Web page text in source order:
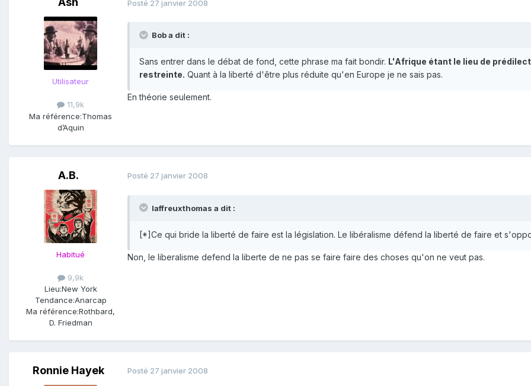
Utilisateur
11,9k
Ma référence:Thomas
d’Aquin
Posté 27 janvier 2008
Bob a dit :
Sans entrer dans le débat de fond, cette phrase ma fait bondir. L'Afrique étant le lieu de
restreinte. Quant à la liberté d'être plus réduite qu'en Europe je ne sais pas.
En théorie seulement.
A.B.
Habitué
9,9k
Lieu:New York
Tendance:Anarcap
Ma référence:Rothbard,
D. Friedman
Posté 27 janvier 2008
laffreuxthomas a dit :
[*]Ce qui bride la liberté de faire est la législation. Le libéralisme défend la liberté de faire et
Non, le liberalisme defend la liberte de ne pas se faire faire des choses qu'on ne veut pas.
Ronnie Hayek Posté 27 janvier 2008